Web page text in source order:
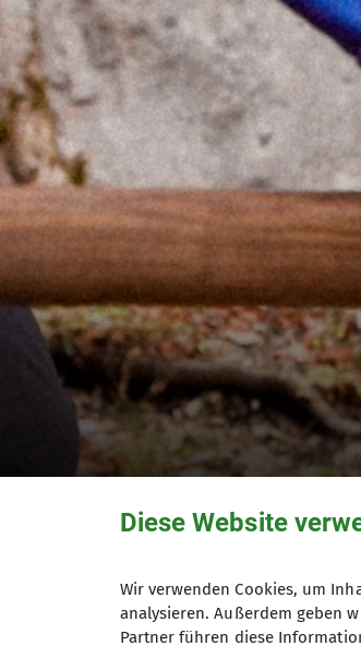
Diese Website
Wir verwenden Cookies, um
analysieren. Außerdem geben
Partner führen diese